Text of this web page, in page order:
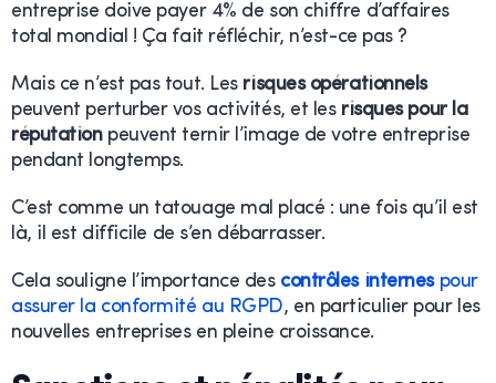
entreprise doive payer 4% de son chiffre d’affaires
total mondial ! Ça fait réfléchir, n’est-ce pas ?
Mais ce n’est pas tout. Les risques opérationnels
peuvent perturber vos activités, et les risques pour la
réputationpeuvent ternir l’image de votre entreprise
pendant longtemps.
C’est comme un tatouage mal placé : une fois qu’il est
là, il est difficile de s’en débarrasser.
Cela souligne l’importance des contrôles internespour
assurer la conformité au RGPD, en particulier pour les
nouvelles entreprises en pleine croissance.